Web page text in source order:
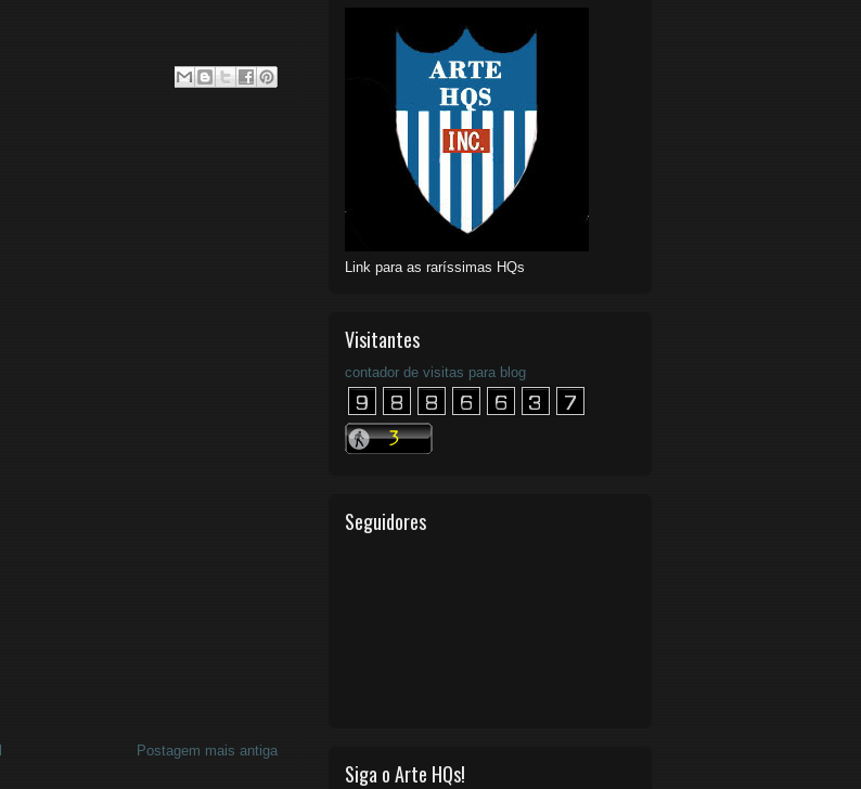
Postagem mais antiga
Link para as raríssimas HQs
Visitantes
contador de visitas para blog
Seguidores
Siga o Arte HQs!